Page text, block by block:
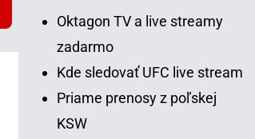
Oktagon TV a live streamy
zadarmo
Kde sledovať UFC live stream
Priame prenosy z poľskej
KSW